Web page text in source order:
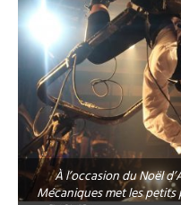
À l’occasion du Noël
Mécaniques met les